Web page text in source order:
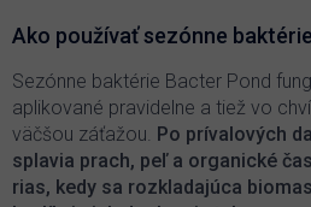
Ako používať sezónne
Sezónne baktérie Bacter Pond
aplikované pravidelne a tiež vo
väčšou záťažou. Po prívalových
splavia prach, peľ a organické
rias, kedy sa rozkladajúca